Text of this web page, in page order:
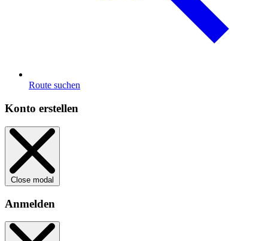
Route suchen
Konto erstellen
Close modal
Anmelden